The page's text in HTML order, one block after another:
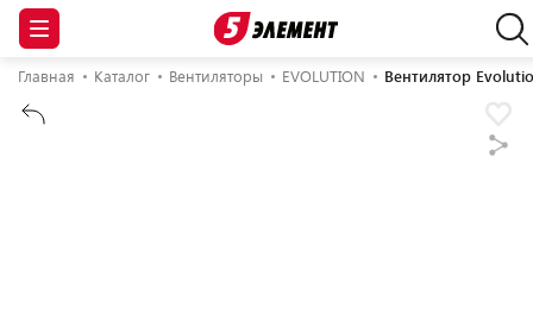
Главная Каталог Вентиляторы EVOLUTION Вентилятор